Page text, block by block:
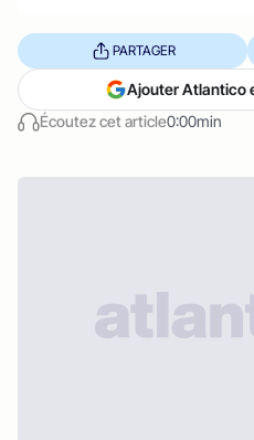
Écoutez cet article0:00min
PARTAGER
Ajouter Atlantico